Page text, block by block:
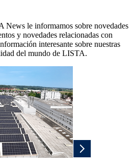
News le informamos sobre novedades
y novedades relacionadas con
interesante sobre nuestras
del mundo de LISTA.